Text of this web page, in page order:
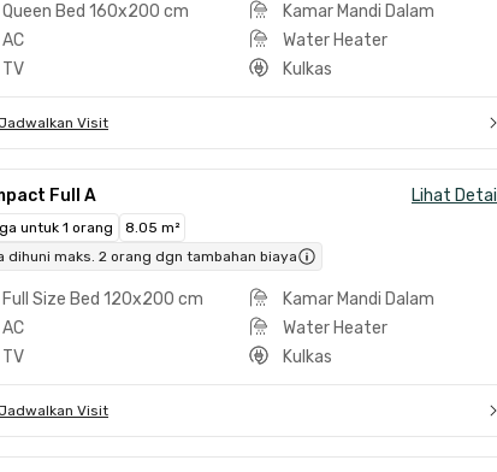
Queen Bed 160x200 cm
Kamar Mandi Dalam
AC
Water Heater
TV
Kulkas
Jadwalkan Visit
Full A Lihat Detail
untuk 1 orang
8.05 m²
dihuni maks. 2 orang dgn tambahan biaya
Full Size Bed 120x200 cm
Kamar Mandi Dalam
AC
Water Heater
TV
Kulkas
Jadwalkan Visit